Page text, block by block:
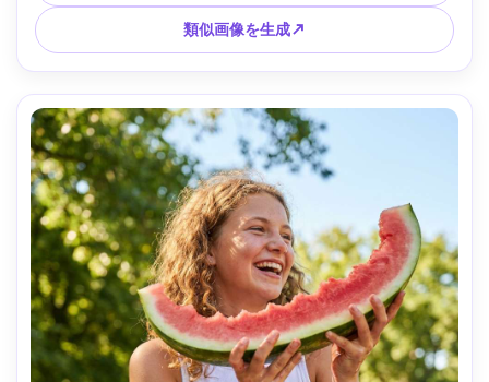
類似画像を生成↗